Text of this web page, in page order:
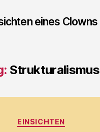
eines Clowns
Strukturalismus
Categories
EINSICHTEN